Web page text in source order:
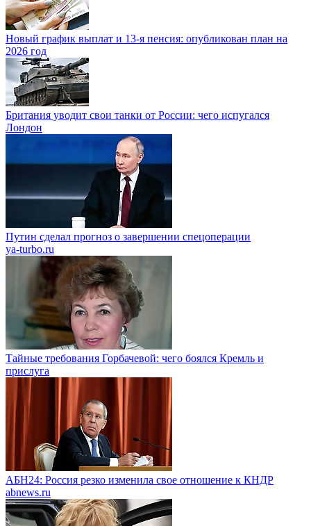
Новый график выплат и 13-я пенсия: опубликован план на
2026 год
Британия уводит свои танки от России: чего испугался
Лондон
Путин сделал прогноз о завершении спецоперации
ya-turbo.ru
Тайные требования Горбачевой: чего боялся Кремль и
прислуга
АБН24: Россия резко изменила свое отношение к КНДР
abnews.ru